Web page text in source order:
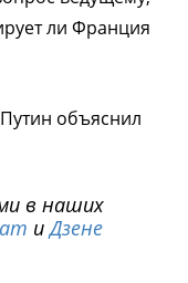
ли Франция
объяснил
в наших
иДзене